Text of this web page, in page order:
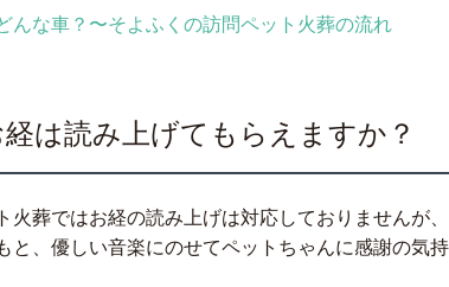
んな車？〜そよふくの訪問ペット火葬の流れ
は読み上げてもらえますか？
火葬ではお経の読み上げは対応しておりませんが、
と、優しい音楽にのせてペットちゃんに感謝の気